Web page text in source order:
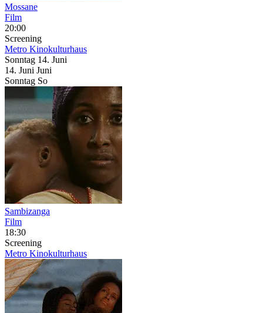
Mossane
Film
20:00
Screening
Metro Kinokulturhaus
Sonntag 14. Juni
14. Juni Juni
Sonntag So
Sambizanga
Film
18:30
Screening
Metro Kinokulturhaus